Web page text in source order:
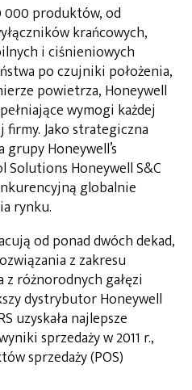
produktów, od
krańcowych,
i ciśnieniowych
po czujniki położenia,
powietrza, Honeywell
wymogi każdej
Jako strategiczna
Honeywell’s
Honeywell S&C
globalnie
rynku.
od ponad dwóch dekad,
z zakresu
różnorodnych gałęzi
dystrybutor Honeywell
uzyskała najlepsze
sprzedaży w 2011 r.,
sprzedaży (POS)